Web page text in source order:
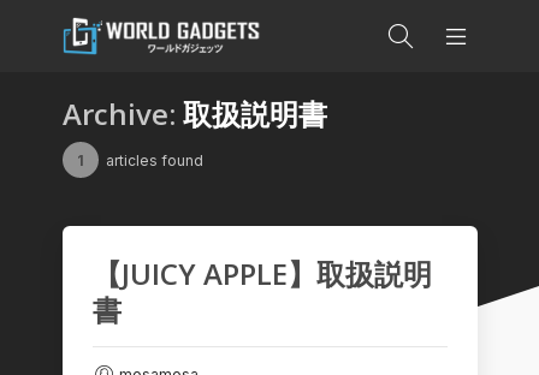
Archive: 取扱説明書
1 articles found
【JUICY APPLE】取扱説明
書